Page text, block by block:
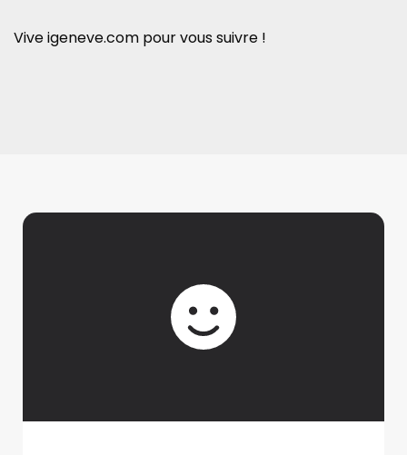
Vive igeneve.com pour vous suivre !